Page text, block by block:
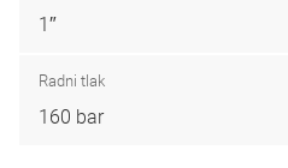
1″
Radni tlak
160 bar